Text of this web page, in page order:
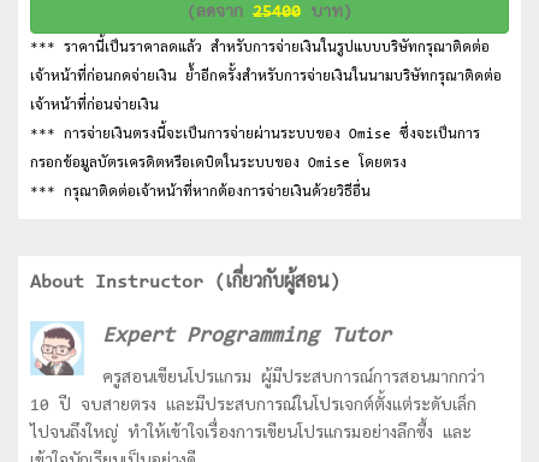
(ลดจาก 25400 บาท)
*** ราคานี้เป็นราคาลดแล้ว สำหรับการจ่ายเงินในรูปแบบบริษัทกรุณาติดต่อ
เจ้าหน้าที่ก่อนกดจ่ายเงิน ย้ำอีกครั้งสำหรับการจ่ายเงินในนามบริษัทกรุณาติดต่อ
เจ้าหน้าที่ก่อนจ่ายเงิน
*** การจ่ายเงินตรงนี้จะเป็นการจ่ายผ่านระบบของ Omise ซึ่งจะเป็นการ
กรอกข้อมูลบัตรเครดิตหรือเดบิตในระบบของ Omise โดยตรง
*** กรุณาติดต่อเจ้าหน้าที่หากต้องการจ่ายเงินด้วยวิธีอื่น
About Instructor (เกี่ยวกับผู้สอน)
Expert Programming Tutor
ครูสอนเขียนโปรแกรม ผู้มีประสบการณ์การสอนมากกว่า
10 ปี จบสายตรง และมีประสบการณ์ในโปรเจกต์ตั้งแต่ระดับเล็ก
ไปจนถึงใหญ่ ทำให้เข้าใจเรื่องการเขียนโปรแกรมอย่างลึกซื้ง และ